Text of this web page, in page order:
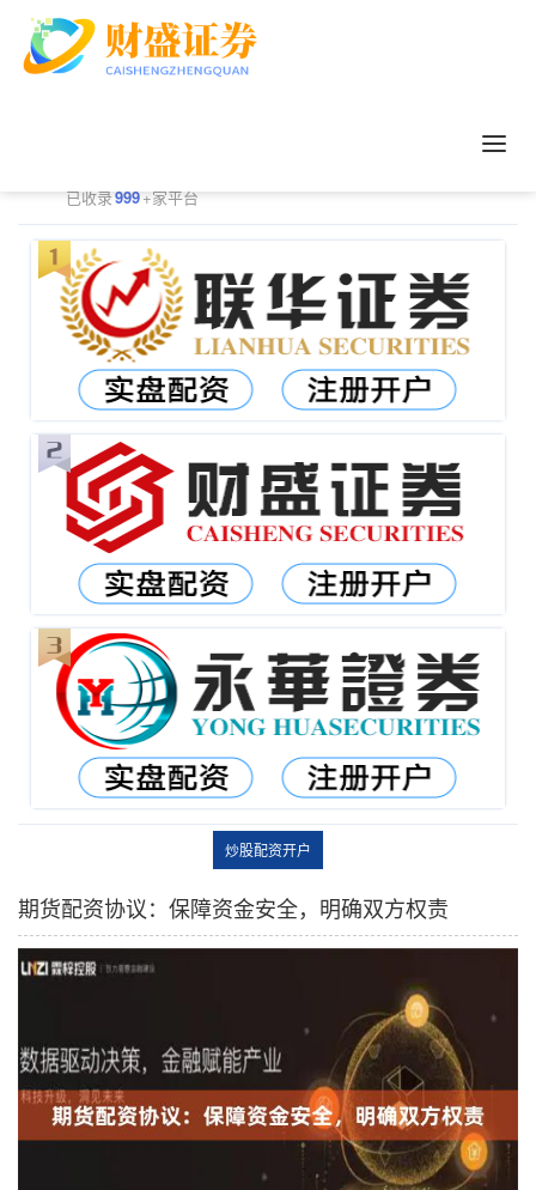
已收录999+家平台
炒股配资开户
期货配资协议：保障资金安全，明确双方权责